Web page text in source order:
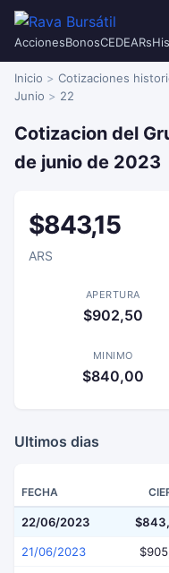
AccionesBonosCEDEARs
Inicio Cotizaciones
Junio
22
Cotizacion del
de junio de 2023
$843,15
ARS
APERTURA
$902,50
MINIMO
$840,00
Ultimos dias
FECHA
22/06/2023
21/06/2023